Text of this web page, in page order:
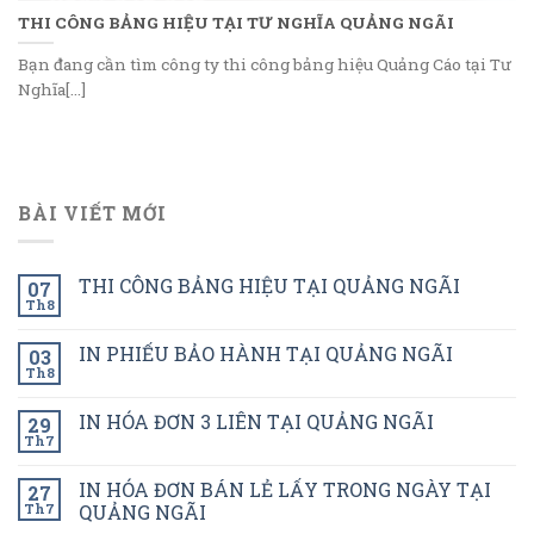
THI CÔNG BẢNG HIỆU TẠI TƯ NGHĨA QUẢNG NGÃI
Bạn đang cần tìm công ty thi công bảng hiệu Quảng Cáo tại Tư
Nghĩa[...]
BÀI VIẾT MỚI
07
Th8
THI CÔNG BẢNG HIỆU TẠI QUẢNG NGÃI
03
Th8
IN PHIẾU BẢO HÀNH TẠI QUẢNG NGÃI
29
Th7
IN HÓA ĐƠN 3 LIÊN TẠI QUẢNG NGÃI
27
Th7
IN HÓA ĐƠN BÁN LẺ LẤY TRONG NGÀY TẠI
QUẢNG NGÃI